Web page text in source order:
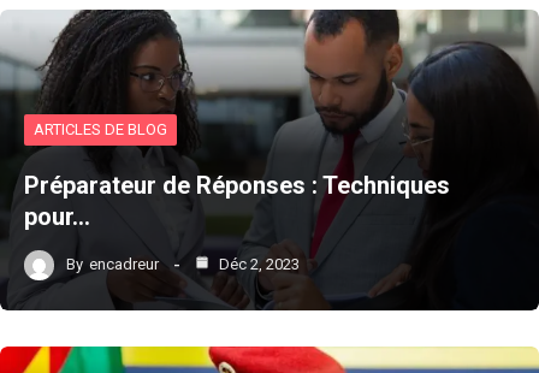
ARTICLES DE BLOG
Préparateur de Réponses : Techniques
pour…
By encadreur Déc 2, 2023